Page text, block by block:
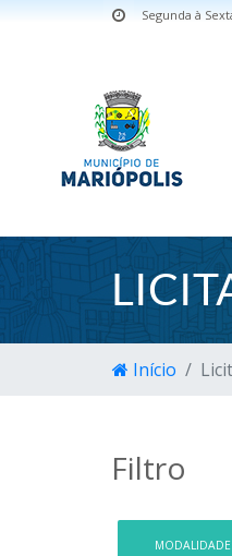
Segunda à
Início
Filtro
MODALIDADE: